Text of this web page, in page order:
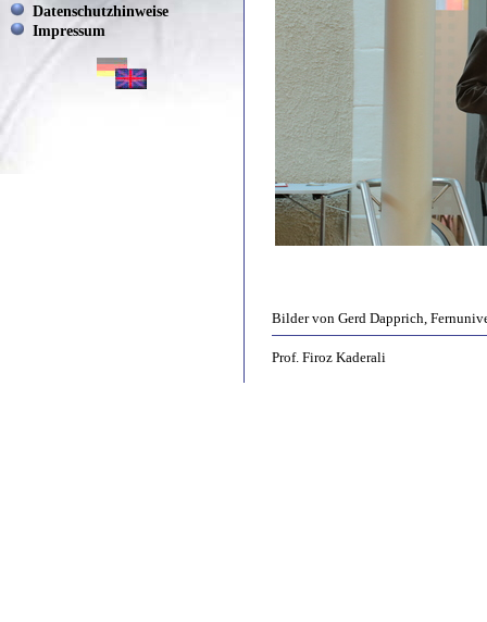
Datenschutzhinweise
Impressum
Bilder von Gerd Dapprich,
Prof. Firoz Kaderali